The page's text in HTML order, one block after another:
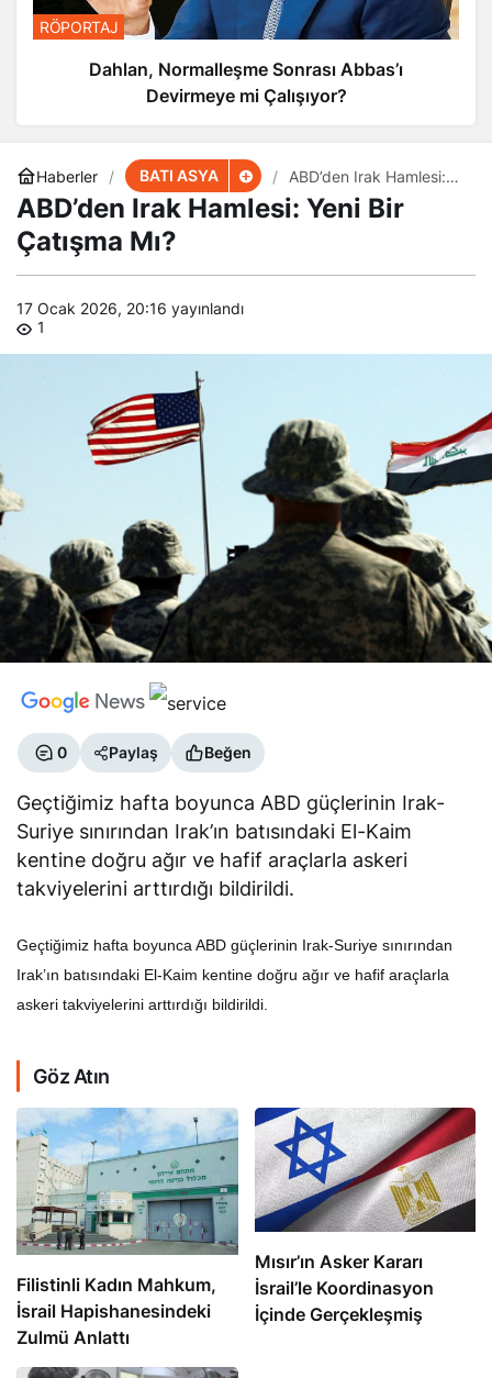
RÖPORTAJ
Dahlan, Normalleşme Sonrası Abbas’ı
Devirmeye mi Çalışıyor?
Haberler BATI ASYA
ABD’den Irak Hamlesi:
Yeni Bir Çatışma Mı?
ABD’den Irak Hamlesi: Yeni Bir
Çatışma Mı?
17 Ocak 2026, 20:16 yayınlandı
1
0 Paylaş Beğen
Geçtiğimiz hafta boyunca ABD güçlerinin Irak-
Suriye sınırından Irak’ın batısındaki El-Kaim
kentine doğru ağır ve hafif araçlarla askeri
takviyelerini arttırdığı bildirildi.
Geçtiğimiz hafta boyunca ABD güçlerinin Irak-Suriye sınırından
Irak’ın batısındaki El-Kaim kentine doğru ağır ve hafif araçlarla
askeri takviyelerini arttırdığı bildirildi.
Göz Atın
Filistinli Kadın Mahkum,
İsrail Hapishanesindeki
Zulmü Anlattı
Mısır’ın Asker Kararı
İsrail’le Koordinasyon
İçinde Gerçekleşmiş